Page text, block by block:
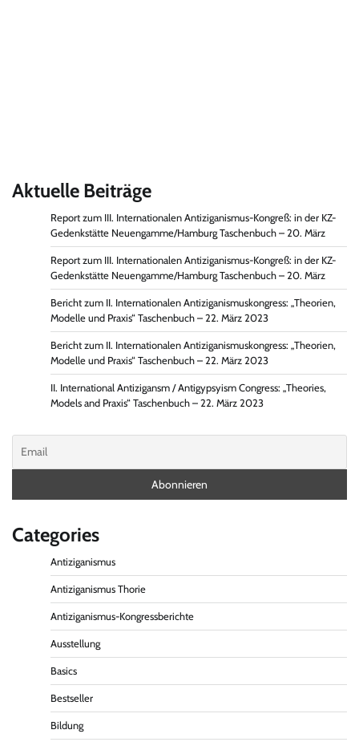
Aktuelle Beiträge
Report zum III. Internationalen Antiziganismus-Kongreß: in der KZ-
Gedenkstätte Neuengamme/Hamburg Taschenbuch – 20. März
Report zum III. Internationalen Antiziganismus-Kongreß: in der KZ-
Gedenkstätte Neuengamme/Hamburg Taschenbuch – 20. März
Bericht zum II. Internationalen Antiziganismuskongress: „Theorien,
Modelle und Praxis“ Taschenbuch – 22. März 2023
Bericht zum II. Internationalen Antiziganismuskongress: „Theorien,
Modelle und Praxis“ Taschenbuch – 22. März 2023
II. International Antizigansm / Antigypsyism Congress: „Theories,
Models and Praxis“ Taschenbuch – 22. März 2023
Categories
Antiziganismus
Antiziganismus Thorie
Antiziganismus-Kongressberichte
Ausstellung
Basics
Bestseller
Bildung